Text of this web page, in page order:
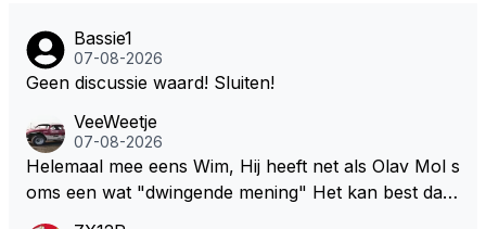
Bassie1
07-08-2026
Geen discussie waard! Sluiten!
VeeWeetje
07-08-2026
Helemaal mee eens Wim, Hij heeft net als Olav Mol s
oms een wat "dwingende mening" Het kan best dat